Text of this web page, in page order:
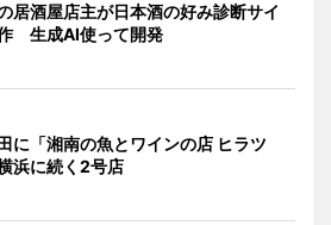
居酒屋店主が日本酒の好み診断サイ
生成AI使って開発
に「湘南の魚とワインの店 ヒラツ
浜に続く2号店